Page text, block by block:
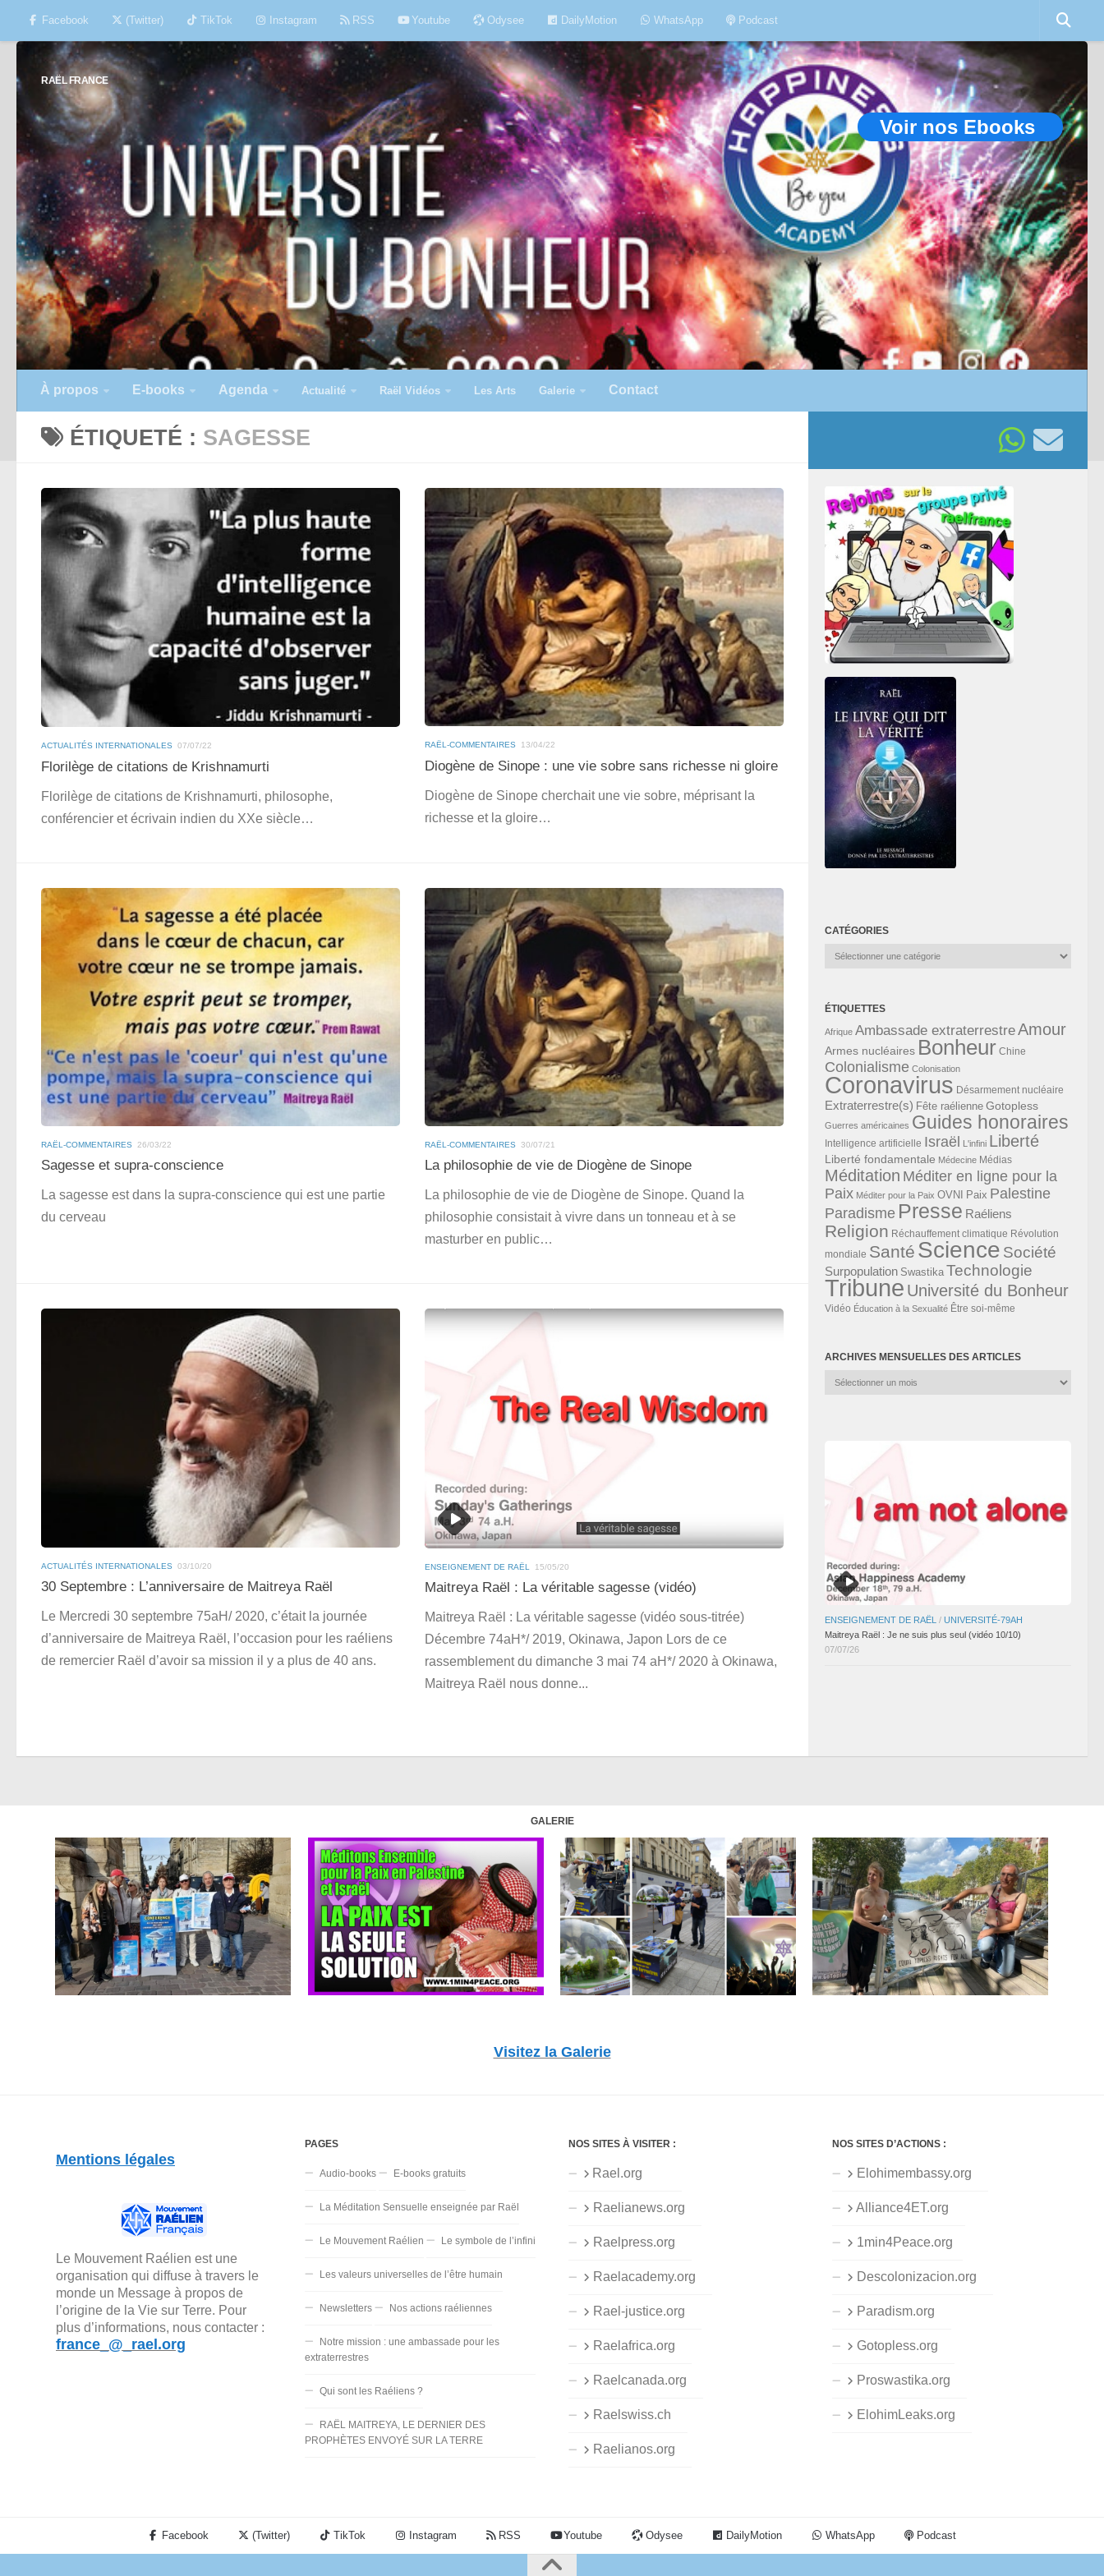
Skip to content
Facebook (Twitter) TikTok Instagram RSS Youtube Odysee DailyMotion WhatsApp Podcast
RAËL FRANCE
Voir nos Ebooks
À propos E-books Agenda Actualité Raël Vidéos Les Arts Galerie Contact
ÉTIQUETÉ : SAGESSE
ACTUALITÉS INTERNATIONALES 07/07/22
Florilège de citations de Krishnamurti
Florilège de citations de Krishnamurti, philosophe,
conférencier et écrivain indien du XXe siècle…
RAËL-COMMENTAIRES 13/04/22
Diogène de Sinope : une vie sobre sans richesse ni gloire
Diogène de Sinope cherchait une vie sobre, méprisant la
richesse et la gloire…
RAËL-COMMENTAIRES 26/03/22
Sagesse et supra-conscience
La sagesse est dans la supra-conscience qui est une partie
du cerveau
RAËL-COMMENTAIRES 30/07/21
La philosophie de vie de Diogène de Sinope
La philosophie de vie de Diogène de Sinope. Quand la
philosophie consistait à vivre dans un tonneau et à se
masturber en public…
ACTUALITÉS INTERNATIONALES 03/10/20
30 Septembre : L’anniversaire de Maitreya Raël
Le Mercredi 30 septembre 75aH/ 2020, c’était la journée
d’anniversaire de Maitreya Raël, l’occasion pour les raéliens
de remercier Raël d’avoir sa mission il y a plus de 40 ans.
ENSEIGNEMENT DE RAËL 15/05/20
Maitreya Raël : La véritable sagesse (vidéo)
Maitreya Raël : La véritable sagesse (vidéo sous-titrée)
Décembre 74aH*/ 2019, Okinawa, Japon Lors de ce
rassemblement du dimanche 3 mai 74 aH*/ 2020 à Okinawa,
Maitreya Raël nous donne...
CATÉGORIES
Catégories
ÉTIQUETTES
Afrique Ambassade extraterrestreAmour
Armes nucléaires Bonheur Chine
Colonialisme Colonisation
Coronavirus Désarmement nucléaire
Extraterrestre(s) Fête raélienne Gotopless
Guerres américaines Guides honoraires
Intelligence artificielle Israël L'infini Liberté
Liberté fondamentale Médecine Médias
Méditation Méditer en ligne pour la
Paix Méditer pour la Paix OVNI Paix Palestine
Paradisme Presse Raéliens
Religion Réchauffement climatique Révolution
mondiale Santé Science Société
Surpopulation Swastika Technologie
Tribune Université du Bonheur
Vidéo Éducation à la Sexualité Être soi-même
ARCHIVES MENSUELLES DES ARTICLES
Archives
ENSEIGNEMENT DE RAËL / UNIVERSITÉ-79AH
Maitreya Raël : Je ne suis plus seul (vidéo 10/10)
07/07/26
GALERIE
Visitez la Galerie
Mentions légales
Le Mouvement Raélien est une
organisation qui diffuse à travers le
monde un Message à propos de
l’origine de la Vie sur Terre. Pour
plus d’informations, nous contacter :
france_@_rael.org
PAGES
Audio-books E-books gratuits
La Méditation Sensuelle enseignée par Raël
Le Mouvement Raélien Le symbole de l’infini
Les valeurs universelles de l’être humain
Newsletters Nos actions raéliennes
Notre mission : une ambassade pour les
extraterrestres
Qui sont les Raéliens ?
RAËL MAITREYA, LE DERNIER DES
PROPHÈTES ENVOYÉ SUR LA TERRE
NOS SITES À VISITER :
Rael.org
Raelianews.org
Raelpress.org
Raelacademy.org
Rael-justice.org
Raelafrica.org
Raelcanada.org
Raelswiss.ch
Raelianos.org
NOS SITES D’ACTIONS :
Elohimembassy.org
Alliance4ET.org
1min4Peace.org
Descolonizacion.org
Paradism.org
Gotopless.org
Proswastika.org
ElohimLeaks.org
Facebook (Twitter) TikTok Instagram RSS Youtube Odysee DailyMotion WhatsApp Podcast